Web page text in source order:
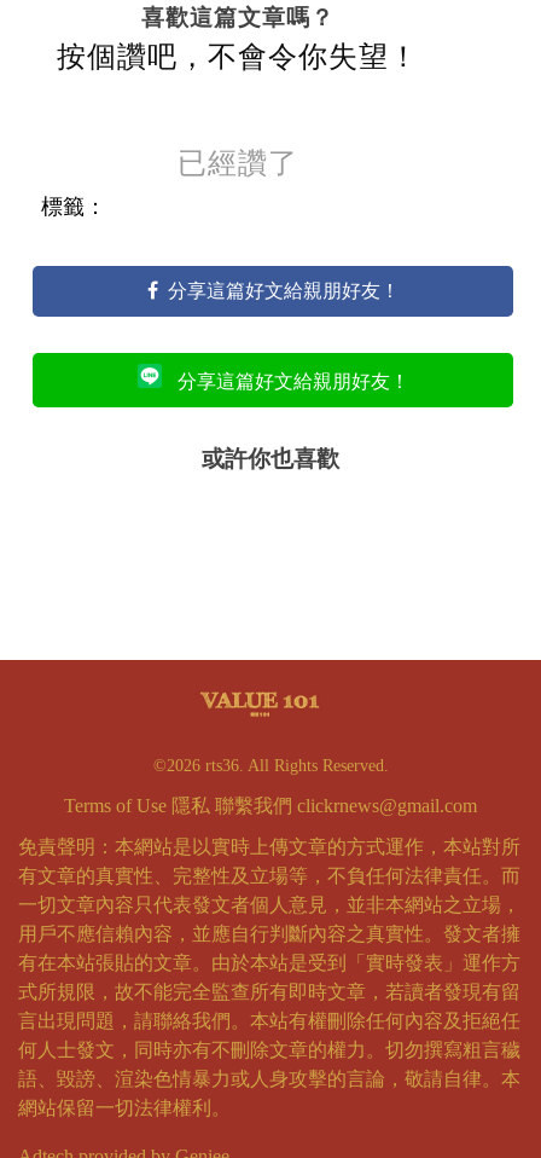
喜歡這篇文章嗎？
按個讚吧，不會令你失望！
已經讚了
標籤：
分享這篇好文給親朋好友！
分享這篇好文給親朋好友！
或許你也喜歡
©2026 rts36. All Rights Reserved.
Terms of Use 隱私 聯繫我們 clickrnews@gmail.com
免責聲明：本網站是以實時上傳文章的方式運作，本站對所
有文章的真實性、完整性及立場等，不負任何法律責任。而
一切文章內容只代表發文者個人意見，並非本網站之立場，
用戶不應信賴內容，並應自行判斷內容之真實性。發文者擁
有在本站張貼的文章。由於本站是受到「實時發表」運作方
式所規限，故不能完全監查所有即時文章，若讀者發現有留
言出現問題，請聯絡我們。本站有權刪除任何內容及拒絕任
何人士發文，同時亦有不刪除文章的權力。切勿撰寫粗言穢
語、毀謗、渲染色情暴力或人身攻擊的言論，敬請自律。本
網站保留一切法律權利。